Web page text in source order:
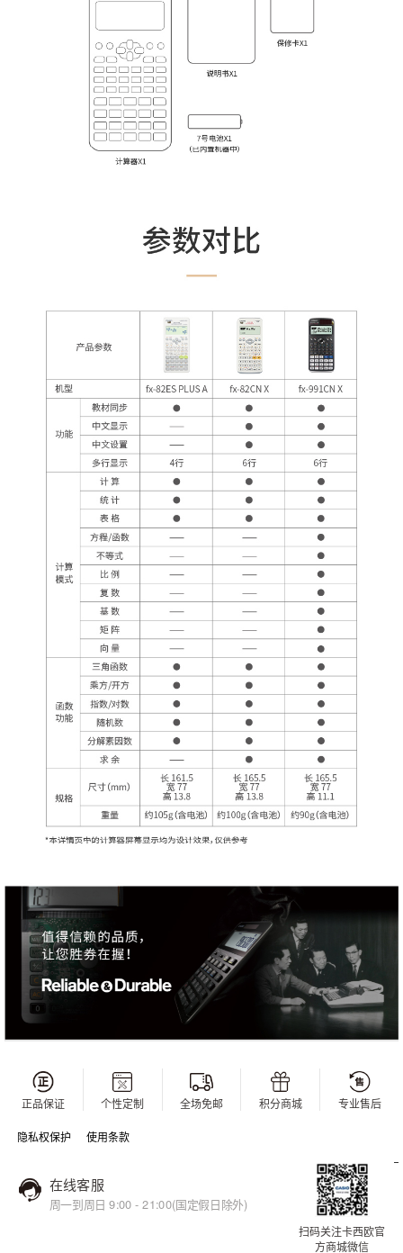
正品保证 个性定制 全场免邮 积分商城 专业售后
隐私权保护 使用条款
在线客服
周一到周日 9:00 - 21:00(国定假日除外)
扫码关注卡西欧官
方商城微信